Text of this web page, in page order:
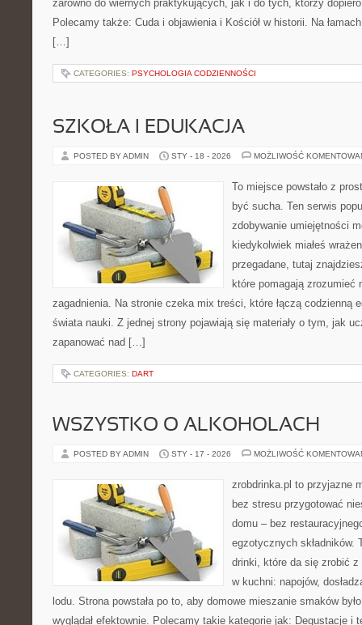
zarówno do wiernych praktykujących, jak i do tych, którzy
Polecamy także: Cuda i objawienia i Kościół w historii. Na
[…]
CATEGORIES: PSYCHOLOGIA CODZIENNOŚCI
SZKOŁA I EDUKACJA
POSTED BY ADMIN STY - 18 - 2026 MOŻLIWOŚĆ
To miejsce powstało z
być sucha. Ten serwis
zdobywanie umiejętności
kiedykolwiek miałeś
przegadane, tutaj
które pomagają zrozumieć
zagadnienia. Na stronie czeka mix treści, które łączą codzienną
świata nauki. Z jednej strony pojawiają się materiały o tym, jak
zapanować nad […]
CATEGORIES: DART
WSZYSTKO O ALKOHOLACH
POSTED BY ADMIN STY - 17 - 2026 MOŻLIWOŚĆ
zrobdrinka.pl to przyjazne
bez stresu przygotować
domu – bez
egzotycznych składników.
drinki, które da się zrobić
w kuchni: napojów,
lodu. Strona powstała po to, aby domowe mieszanie smaków
wyglądał efektownie. Polecamy takie kategorie jak: Degustacje